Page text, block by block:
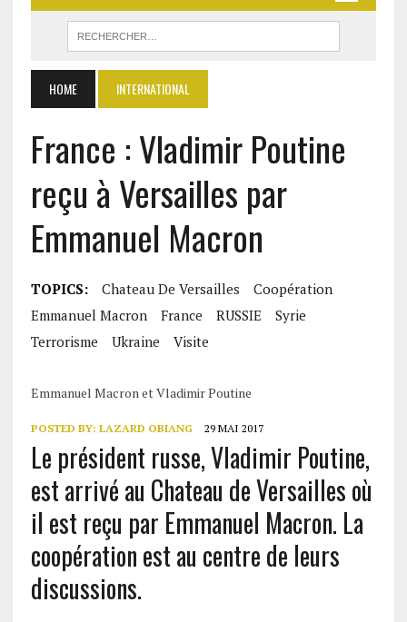
HOME INTERNATIONAL
France : Vladimir Poutine
reçu à Versailles par
Emmanuel Macron
TOPICS: Chateau De Versailles
Coopération
Emmanuel Macron
France RUSSIE
Syrie
Terrorisme
Ukraine Visite
Emmanuel Macron et Vladimir Poutine
POSTED BY: LAZARD OBIANG 29 MAI 2017
Le président russe, Vladimir Poutine,
est arrivé au Chateau de Versailles où
il est reçu par Emmanuel Macron. La
coopération est au centre de leurs
discussions.